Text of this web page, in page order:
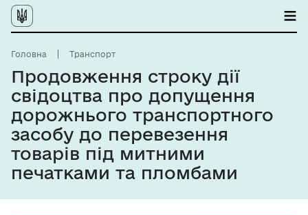
Головна Транспорт
Продовження строку дії
свідоцтва про допущення
дорожнього транспортного
засобу до перевезення
товарів під митними
печатками та пломбами